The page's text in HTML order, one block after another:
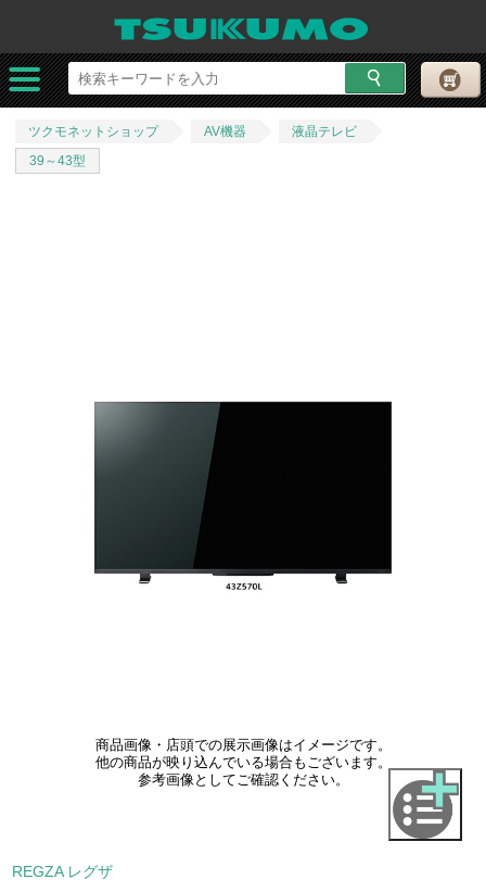
ツクモネットショップ AV機器
液晶テレビ
39～43型
商品画像・店頭での展示画像はイメージです。
他の商品が映り込んでいる場合もございます。
参考画像としてご確認ください。
REGZA レグザ